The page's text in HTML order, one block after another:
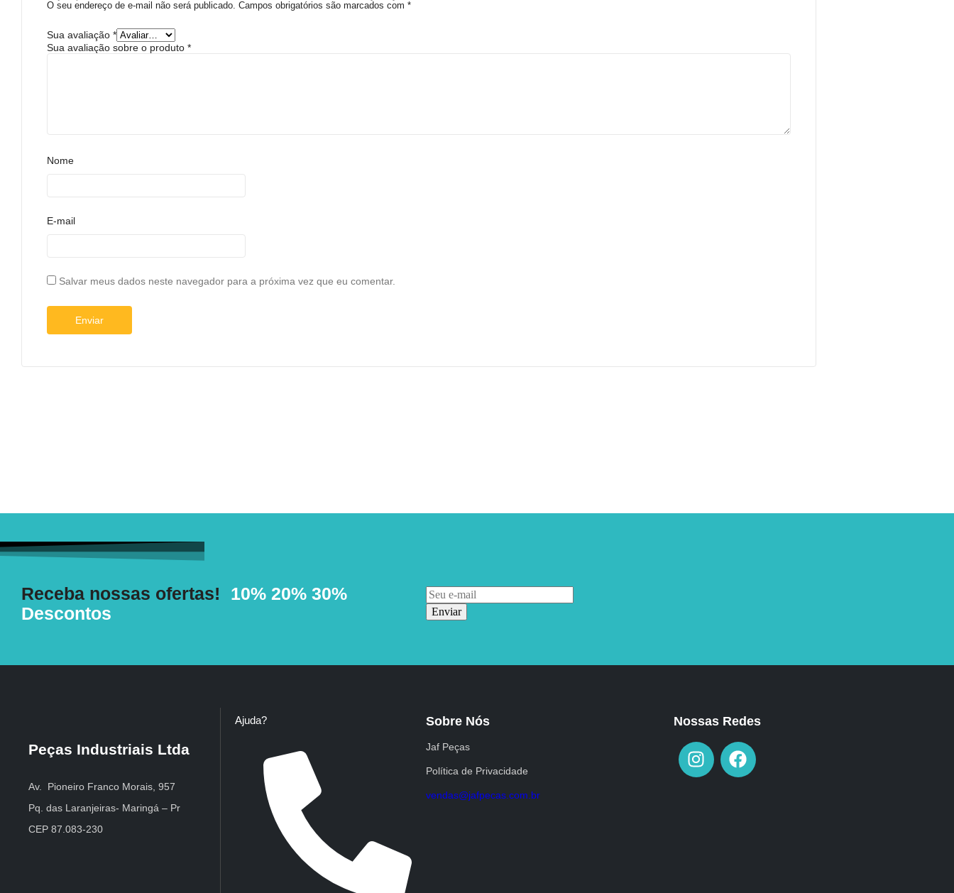
O seu endereço de e-mail não será publicado. Campos obrigatórios são marcados com *
Sua avaliação *
Sua avaliação sobre o produto *
Nome
E-mail
Salvar meus dados neste navegador para a próxima vez que eu comentar.
Receba nossas ofertas! 10% 20% 30%
Descontos
Enviar
Peças Industriais Ltda
Av. Pioneiro Franco Morais, 957
Pq. das Laranjeiras- Maringá – Pr
CEP 87.083-230
Ajuda? Sobre Nós
Jaf Peças
Política de Privacidade
vendas@jafpecas.com.br
Nossas Redes